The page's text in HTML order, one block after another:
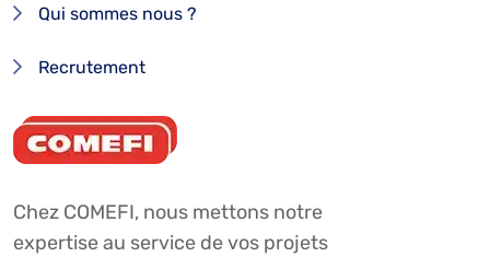
Qui sommes nous ?
Recrutement
Chez COMEFI, nous mettons notre
expertise au service de vos projets